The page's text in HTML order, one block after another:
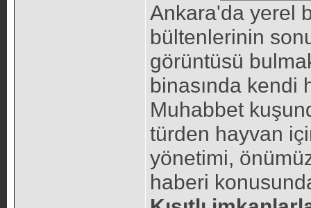
Ankara'da yerel
bültenlerinin
görüntüsü
binasında kendi
Muhabbet
türden hayvan
yönetimi,
haberi